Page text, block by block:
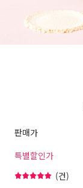
판매가
특별할인가
(건)